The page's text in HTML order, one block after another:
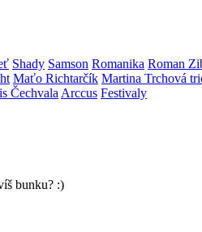
Shady Samson Romanika Roman
Maťo Richtarčík Martina Trchová
Čechvala Arccus Festivaly
bunku? :)